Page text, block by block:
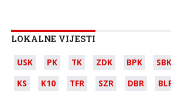
LOKALNE VIJESTI
USK PK TK ZDK BPK SBK
KS
K10 TFR SZR DBR